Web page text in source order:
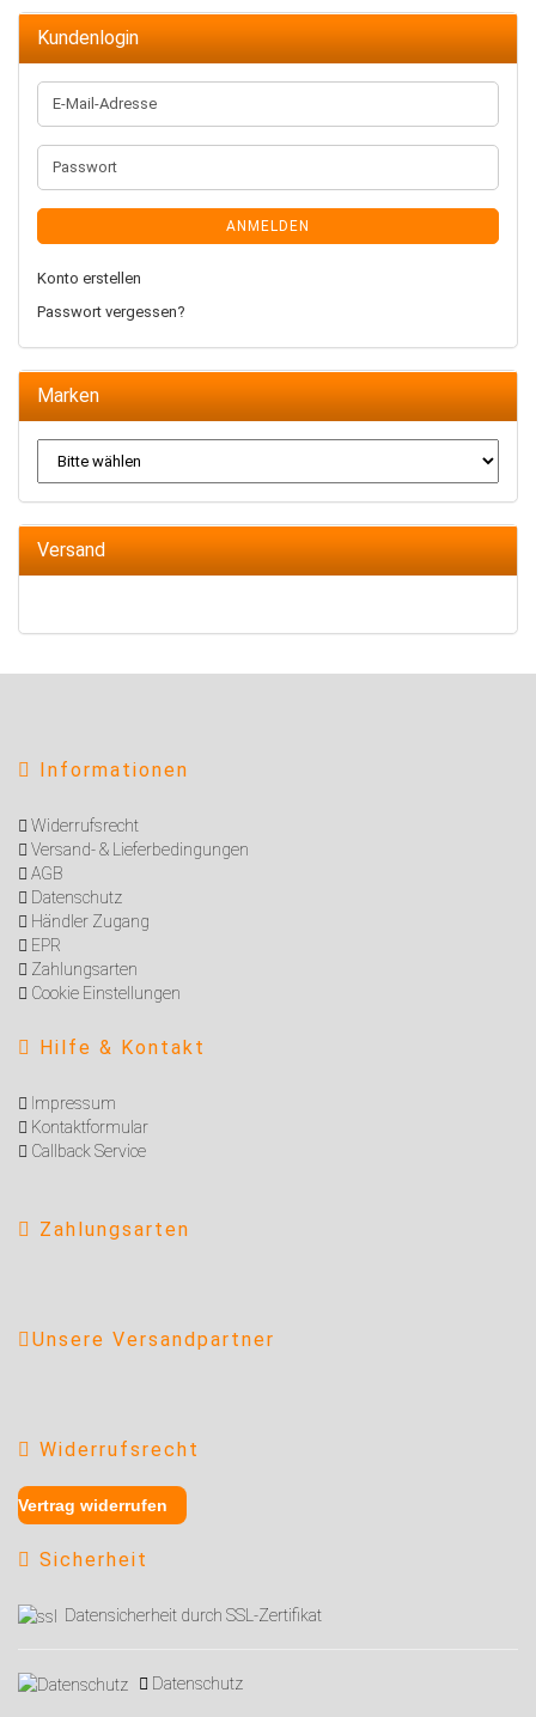
Kundenlogin
E-
Mail-
Adresse
Passwort
ANMELDEN
Konto erstellen
Passwort vergessen?
Marken
Versand
Informationen
Widerrufsrecht
Versand- & Lieferbedingungen
AGB
Datenschutz
Händler Zugang
EPR
Zahlungsarten
Cookie Einstellungen
Hilfe & Kontakt
Impressum
Kontaktformular
Callback Service
Zahlungsarten
Unsere Versandpartner
Widerrufsrecht
Vertrag widerrufen
Sicherheit
Datensicherheit durch SSL-Zertifikat
Datenschutz